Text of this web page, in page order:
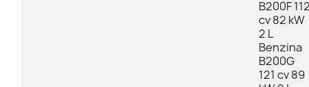
B200F
cv 82 kW
2 L
Benzina
B200G
121 cv 89